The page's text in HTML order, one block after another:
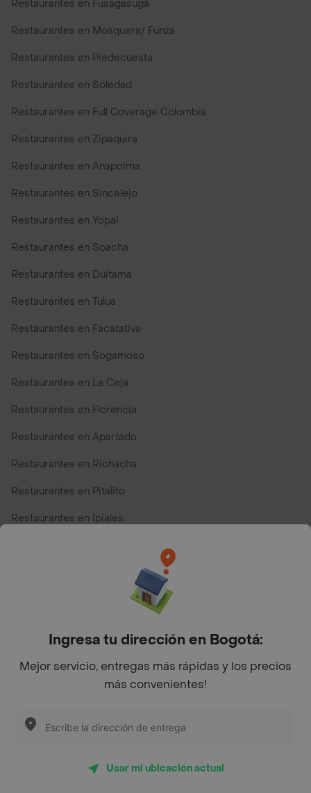
Restaurantes en Fusagasugá
Restaurantes en Mosquera/ Funza
Restaurantes en Piedecuesta
Restaurantes en Soledad
Restaurantes en Full Coverage Colombia
Restaurantes en Zipaquira
Restaurantes en Anapoima
Restaurantes en Sincelejo
Restaurantes en Yopal
Restaurantes en Soacha
Restaurantes en Duitama
Restaurantes en Tulua
Restaurantes en Facatativa
Restaurantes en Sogamoso
Restaurantes en La Ceja
Restaurantes en Florencia
Restaurantes en Apartado
Restaurantes en Riohacha
Restaurantes en Pitalito
Restaurantes en Ipiales
Top Marcas y Cadenas de Restaurantes
Encuéntranos en estos países
App Store Google play
Restaurantes cerca de mi para pedir Comida a Domicilio -
Ingresa tu dirección en Bogotá:
Mejor servicio, entregas más rápidas y los precios
más convenientes!
Usar mi ubicación actual